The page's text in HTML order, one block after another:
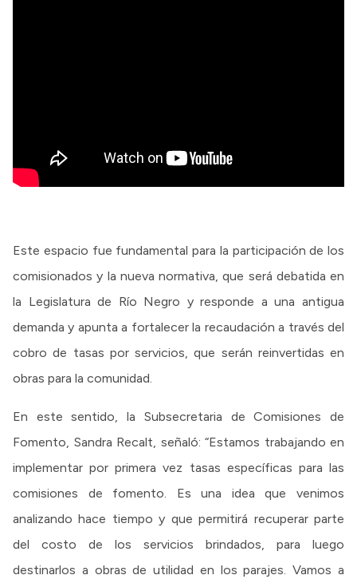
Este espacio fue fundamental para la participación de los
comisionados y la nueva normativa, que será debatida en
la Legislatura de Río Negro y responde a una antigua
demanda y apunta a fortalecer la recaudación a través del
cobro de tasas por servicios, que serán reinvertidas en
obras para la comunidad.
En este sentido, la Subsecretaria de Comisiones de
Fomento, Sandra Recalt, señaló: “Estamos trabajando en
implementar por primera vez tasas específicas para las
comisiones de fomento. Es una idea que venimos
analizando hace tiempo y que permitirá recuperar parte
del costo de los servicios brindados, para luego
destinarlos a obras de utilidad en los parajes. Vamos a